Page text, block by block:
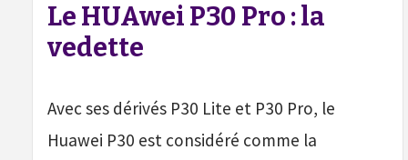
Le HUAwei P30 Pro : la
vedette
Avec ses dérivés P30 Lite et P30 Pro, le
Huawei P30 est considéré comme la